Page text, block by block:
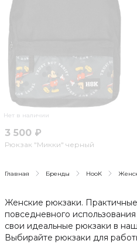
Нет в наличии
3 500 ₽
Рюкзак "Микки" черный
Главная Бренды HooK
Женские рюкзаки.
повседневного
свои идеальные рюкзаки в
Выбирайте рюкзаки для